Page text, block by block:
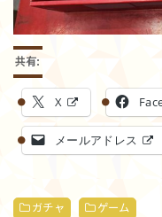
共有:
X
メールアドレス
ガチャ ゲーム